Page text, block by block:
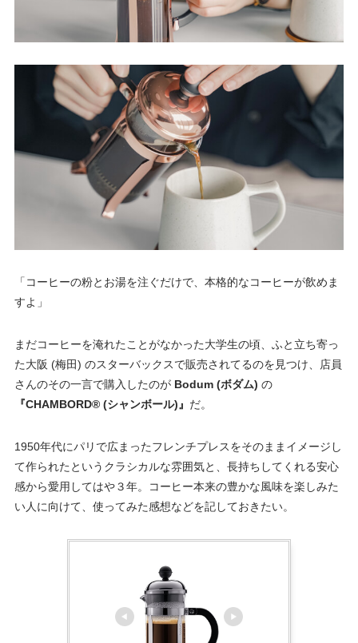
「コーヒーの粉とお湯を注ぐだけで、本格的なコーヒーが飲めま
すよ」
まだコーヒーを淹れたことがなかった大学生の頃、ふと立ち寄っ
た大阪 (梅田) のスターバックスで販売されてるのを見つけ、店員
さんのその一言で購入したのが Bodum (ボダム) の
『CHAMBORD® (シャンボール)』 だ。
1950年代にパリで広まったフレンチプレスをそのままイメージし
て作られたというクラシカルな雰囲気と、長持ちしてくれる安心
感から愛用してはや３年。コーヒー本来の豊かな風味を楽しみた
い人に向けて、使ってみた感想などを記しておきたい。